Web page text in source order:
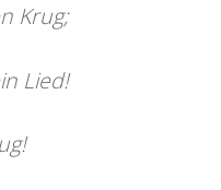
Krug;
Lied!